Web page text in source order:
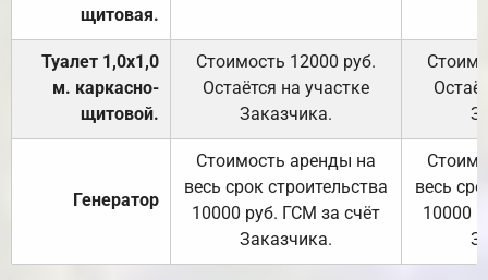
щитовая.
Туалет 1,0х1,0
м. каркасно-
щитовой.
Стоимость 12000 руб.
Остаётся на участке
Заказчика.
Генератор
Стоимость аренды на
весь срок строительства
10000 руб. ГСМ за счёт
Заказчика.
весь
10000